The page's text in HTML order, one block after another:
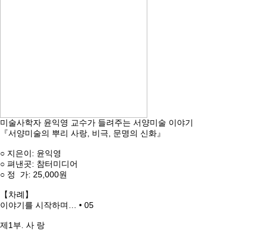
미술사학자 윤익영 교수가 들려주는 서양미술 이야기
『서양미술의 뿌리 사랑, 비극, 문명의 신화』
○ 지은이: 윤익영
○ 펴낸곳: 참터미디어
○ 정 가: 25,000원
【차례】
이야기를 시작하며… • 05
제1부. 사 랑